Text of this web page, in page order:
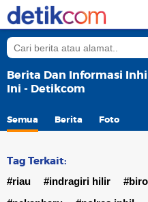
Berita Dan Informasi
Ini - Detikcom
Semua Berita Foto
Tag Terkait:
#riau #indragiri hilir